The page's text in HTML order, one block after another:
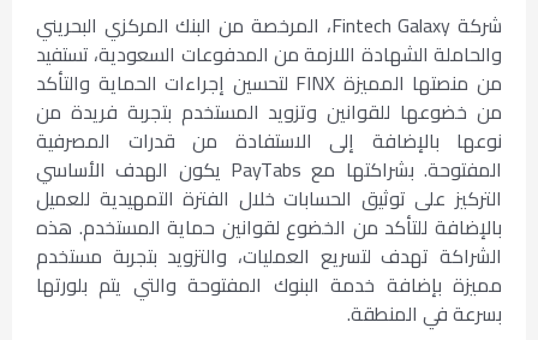
شركة Fintech Galaxy، المرخصة من البنك المركزي البحريني
والحاملة الشهادة اللازمة من المدفوعات السعودية، تستفيد
من منصتها المميزة FINX لتحسين إجراءات الحماية والتأكد
من خضوعها للقوانين وتزويد المستخدم بتجربة فريدة من
نوعها بالإضافة إلى الاستفادة من قدرات المصرفية
المفتوحة. بشراكتها مع PayTabs يكون الهدف الأساسي
التركيز على توثيق الحسابات خلال الفترة التمهيدية للعميل
بالإضافة للتأكد من الخضوع لقوانين حماية المستخدم. هذه
الشراكة تهدف لتسريع العمليات، والتزويد بتجربة مستخدم
مميزة بإضافة خدمة البنوك المفتوحة والتي يتم بلورتها
بسرعة في المنطقة.